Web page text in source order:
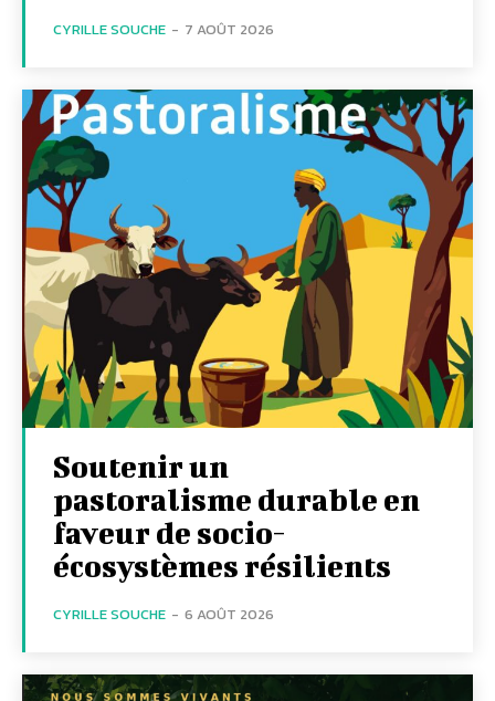
CYRILLE SOUCHE - 7 AOÛT 2026
Soutenir un
pastoralisme durable en
faveur de socio-
écosystèmes résilients
CYRILLE SOUCHE - 6 AOÛT 2026